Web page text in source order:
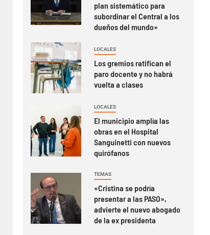
plan sistemático para
subordinar el Central a los
dueños del mundo»
LOCALES
Los gremios ratifican el
paro docente y no habrá
vuelta a clases
LOCALES
El municipio amplía las
obras en el Hospital
Sanguinetti con nuevos
quirófanos
TEMAS
«Cristina se podría
presentar a las PASO»,
advierte el nuevo abogado
de la ex presidenta